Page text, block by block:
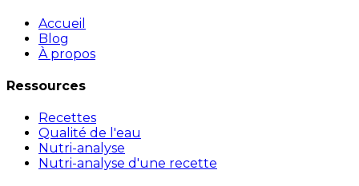
Accueil
Blog
À propos
Ressources
Recettes
Qualité de l'eau
Nutri-analyse
Nutri-analyse d'une recette